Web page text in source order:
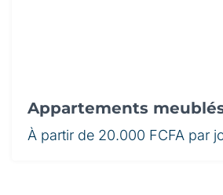
Appartements
À partir de 20.000 FCFA par